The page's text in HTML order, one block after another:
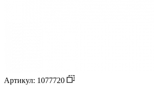
Артикул: 1077720